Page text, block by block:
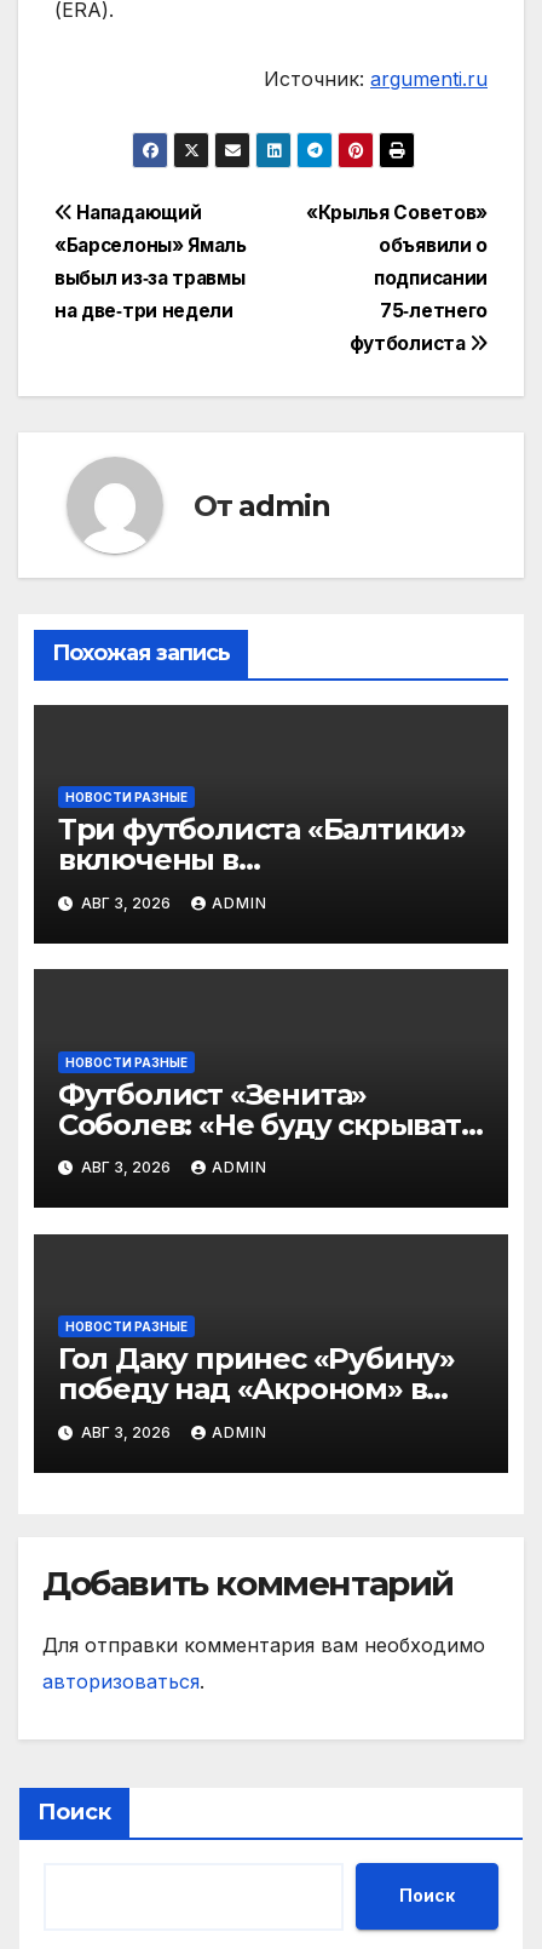
(ERA).
Источник: argumenti.ru
Навигация
по
записям
«Крылья Советов»
объявили о
подписании
75‑летнего
футболиста
Нападающий
«Барселоны» Ямаль
выбыл из‑за травмы
на две‑три недели
От admin
Похожая запись
НОВОСТИ РАЗНЫЕ
Три футболиста «Балтики»
включены в
символическую сборную
2‑го тура РПЛ по версии
подписчиков МАТЧ
ПРЕМЬЕР
АВГ 3, 2026 ADMIN
НОВОСТИ РАЗНЫЕ
Футболист «Зенита»
Соболев: «Не буду скрывать
— в Оренбурге всегда
тяжело играть»
АВГ 3, 2026 ADMIN
НОВОСТИ РАЗНЫЕ
Гол Даку принес «Рубину»
победу над «Акроном» в
матче РПЛ
АВГ 3, 2026 ADMIN
Добавить комментарий
Для отправки комментария вам необходимо
авторизоваться.
Поиск
Поиск